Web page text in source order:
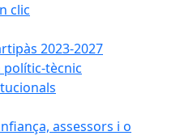
clic
2023-2027
tècnic
assessors i o